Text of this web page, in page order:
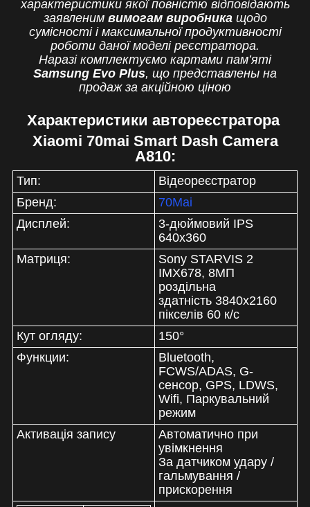
характеристики якої повністю відповідають
заявленим вимогам виробникащодо
сумісності і максимальної продуктивності
роботи даної моделі реєстратора.
Наразі комплектуємо картами пам’яті
Samsung Evo Plus, що представлены на
продаж за акційною ціною
Характеристики автореєстратора
Xiaomi 70mai Smart Dash Camera
A810:
Тип:
Відеореєстратор
Бренд:
70Mai
Дисплей:
3-дюймовий IPS
640х360
Матриця:
Sony STARVIS 2
IMX678, 8МП
роздільна
здатність 3840х2160
пікселів 60 к/c
Кут огляду:
150°
Функции:
Bluetooth,
FCWS/ADAS, G-
сенсор, GPS, LDWS,
Wifi, Паркувальний
режим
Активація запису
Автоматично при
увімкнення
За датчиком удару /
гальмування /
прискорення